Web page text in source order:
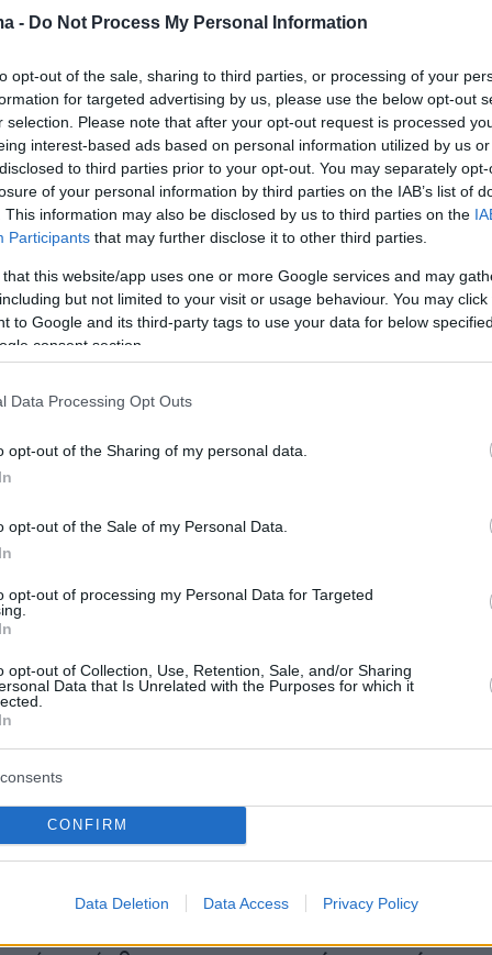
- Do Not Process My Personal Information
opt-out of the sale, sharing to third parties, or processing of your
for targeted advertising by us, please use the below opt-out
selection. Please note that after your opt-out request is processed
interest-based ads based on personal information utilized by us
to third parties prior to your opt-out. You may separately
of your personal information by third parties on the IAB’s list of
This information may also be disclosed by us to third parties on the
Participants that may further disclose it to other third parties.
that this website/app uses one or more Google services and may
but not limited to your visit or usage behaviour. You may
to Google and its third-party tags to use your data for below
consent section.
Data Processing Opt Outs
opt-out of the Sharing of my personal data.
opt-out of the Sale of my Personal Data.
opt-out of processing my Personal Data for Targeted
opt-out of Collection, Use, Retention, Sale, and/or Sharing
Data that Is Unrelated with the Purposes for which it
CONFIRM
Data Deletion Data Access Privacy Policy
σπιτιού του και από εύλογη απόσταση, ο
στις ερωτήσεις του Γαλλικού
Απομονωμένος στην αγαπημένη του συνοικία
σε προάστιο της Αβάνας, απολαμβάνει τη
ψωμιού από το αρτοποιείο της
δεν υπάρχει ουρά.
οποία βρίσκεται από το 1962 υπό
ουρές αποτελούν μέρος του τοπίου
περισσότερο καθώς η κρίση του
είναι ένα πρόβλημα 60 ετών που
γιατρούς της σε μια εικοσαριά χώρες για να
μάχη κατά του κορωνοϊού, έστω κι αν οι
κουβανικής κυβέρνησης είναι ένα πράγμα,
να συμφωνεί ή όχι, όμως αυτοί οι
να δουλέψουν μακριά από την
τον σεβασμό μου και κανένας δεν πρέπει να